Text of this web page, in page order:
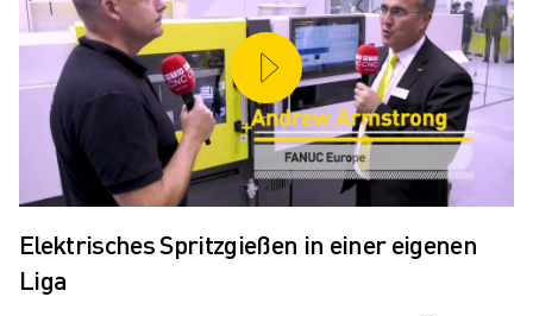
FALLBEISPIELE
LÖSUNGEN
BRANCHEN
ALLE BRANCHEN
LUFT- UND RAUMFAHRT
AUTOMOBIL
ELEKTRONIK
LEBENSMITTEL UND GETRÄNKE
Elektrisches Spritzgießen in einer eigenen
Liga